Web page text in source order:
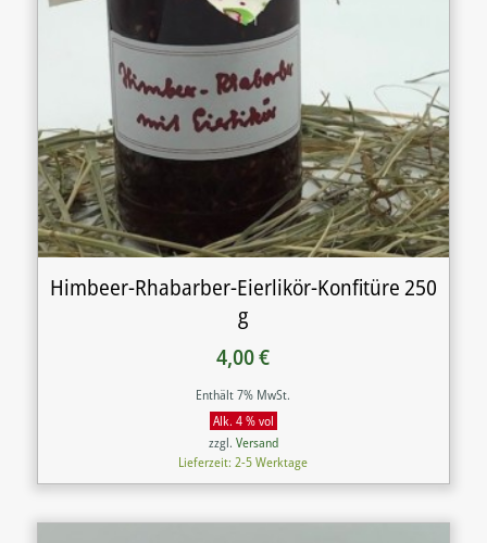
Himbeer-Rhabarber-Eierlikör-Konfitüre 250
g
4,00€
Enthält 7% MwSt.
Alk. 4 % vol
zzgl. Versand
Lieferzeit: 2-5 Werktage